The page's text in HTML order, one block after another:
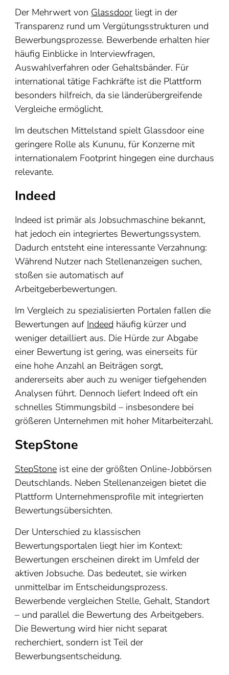
Der Mehrwert von Glassdoor liegt in der
Transparenz rund um Vergütungsstrukturen und
Bewerbungsprozesse. Bewerbende erhalten hier
häufig Einblicke in Interviewfragen,
Auswahlverfahren oder Gehaltsbänder. Für
international tätige Fachkräfte ist die Plattform
besonders hilfreich, da sie länderübergreifende
Vergleiche ermöglicht.
Im deutschen Mittelstand spielt Glassdoor eine
geringere Rolle als Kununu, für Konzerne mit
internationalem Footprint hingegen eine durchaus
relevante.
Indeed
Indeed ist primär als Jobsuchmaschine bekannt,
hat jedoch ein integriertes Bewertungssystem.
Dadurch entsteht eine interessante Verzahnung:
Während Nutzer nach Stellenanzeigen suchen,
stoßen sie automatisch auf
Arbeitgeberbewertungen.
Im Vergleich zu spezialisierten Portalen fallen die
Bewertungen auf Indeed häufig kürzer und
weniger detailliert aus. Die Hürde zur Abgabe
einer Bewertung ist gering, was einerseits für
eine hohe Anzahl an Beiträgen sorgt,
andererseits aber auch zu weniger tiefgehenden
Analysen führt. Dennoch liefert Indeed oft ein
schnelles Stimmungsbild – insbesondere bei
größeren Unternehmen mit hoher Mitarbeiterzahl.
StepStone
StepStone ist eine der größten Online-Jobbörsen
Deutschlands. Neben Stellenanzeigen bietet die
Plattform Unternehmensprofile mit integrierten
Bewertungsübersichten.
Der Unterschied zu klassischen
Bewertungsportalen liegt hier im Kontext:
Bewertungen erscheinen direkt im Umfeld der
aktiven Jobsuche. Das bedeutet, sie wirken
unmittelbar im Entscheidungsprozess.
Bewerbende vergleichen Stelle, Gehalt, Standort
– und parallel die Bewertung des Arbeitgebers.
Die Bewertung wird hier nicht separat
recherchiert, sondern ist Teil der
Bewerbungsentscheidung.